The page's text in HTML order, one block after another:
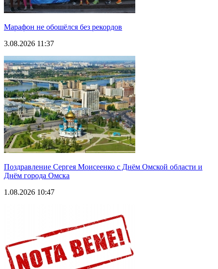
Марафон не обошёлся без рекордов
3.08.2026 11:37
Поздравление Сергея Моисеенко с Днём Омской области и
Днём города Омска
1.08.2026 10:47